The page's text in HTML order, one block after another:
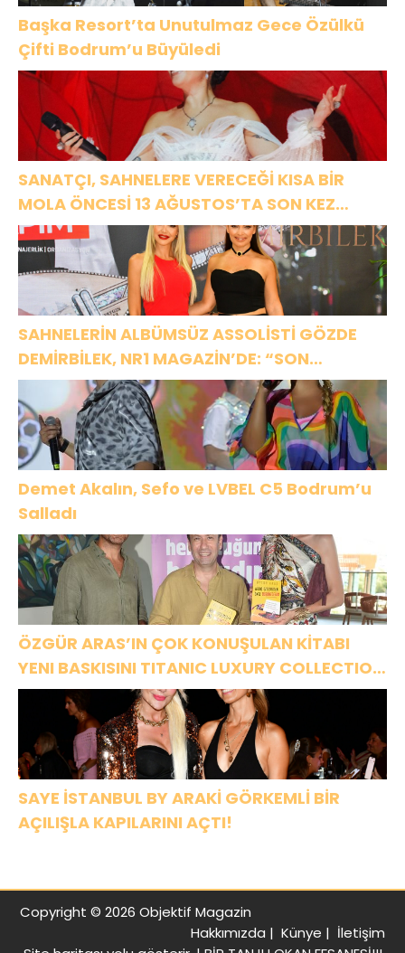
Başka Resort’ta Unutulmaz Gece Özülkü
Çifti Bodrum’u Büyüledi
SANATÇI, SAHNELERE VERECEĞİ KISA BİR
MOLA ÖNCESİ 13 AĞUSTOS’TA SON KEZ
HARBİYE’DE OLACAK!
SAHNELERİN ALBÜMSÜZ ASSOLİSTİ GÖZDE
DEMİRBİLEK, NR1 MAGAZİN’DE: “SON
ASSOLİST OLARAK VAR OLACAĞIM!”
Demet Akalın, Sefo ve LVBEL C5 Bodrum’u
Salladı
ÖZGÜR ARAS’IN ÇOK KONUŞULAN KİTABI
YENI BASKISINI TITANIC LUXURY COLLECTION
BODRUM’DA KUTLADI
SAYE İSTANBUL BY ARAKİ GÖRKEMLİ BİR
AÇILIŞLA KAPILARINI AÇTI!
Copyright © 2026 Objektif Magazin
Hakkımızda | Künye | İletişim